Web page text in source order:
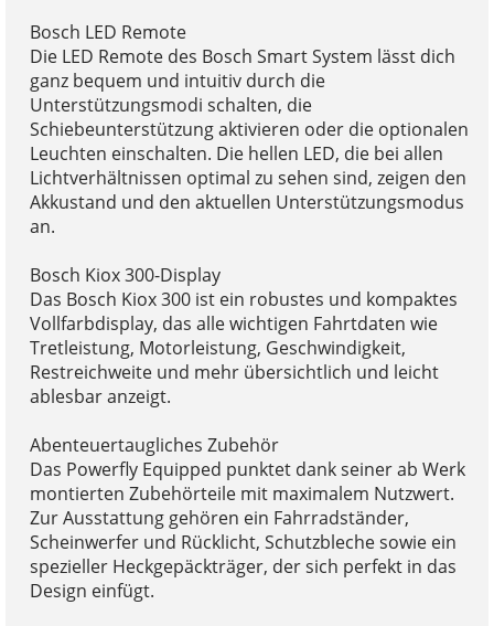
Bosch LED Remote
Die LED Remote des Bosch Smart System lässt dich
ganz bequem und intuitiv durch die
Unterstützungsmodi schalten, die
Schiebeunterstützung aktivieren oder die optionalen
Leuchten einschalten. Die hellen LED, die bei allen
Lichtverhältnissen optimal zu sehen sind, zeigen den
Akkustand und den aktuellen Unterstützungsmodus
an.
Bosch Kiox 300-Display
Das Bosch Kiox 300 ist ein robustes und kompaktes
Vollfarbdisplay, das alle wichtigen Fahrtdaten wie
Tretleistung, Motorleistung, Geschwindigkeit,
Restreichweite und mehr übersichtlich und leicht
ablesbar anzeigt.
Abenteuertaugliches Zubehör
Das Powerfly Equipped punktet dank seiner ab Werk
montierten Zubehörteile mit maximalem Nutzwert.
Zur Ausstattung gehören ein Fahrradständer,
Scheinwerfer und Rücklicht, Schutzbleche sowie ein
spezieller Heckgepäckträger, der sich perfekt in das
Design einfügt.